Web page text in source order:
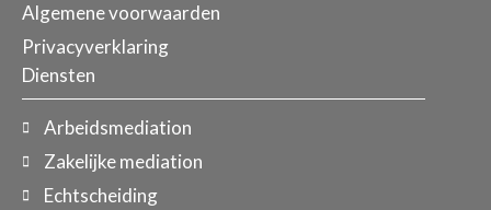
Algemene voorwaarden
Privacyverklaring
Diensten
Arbeidsmediation
Zakelijke mediation
Echtscheiding